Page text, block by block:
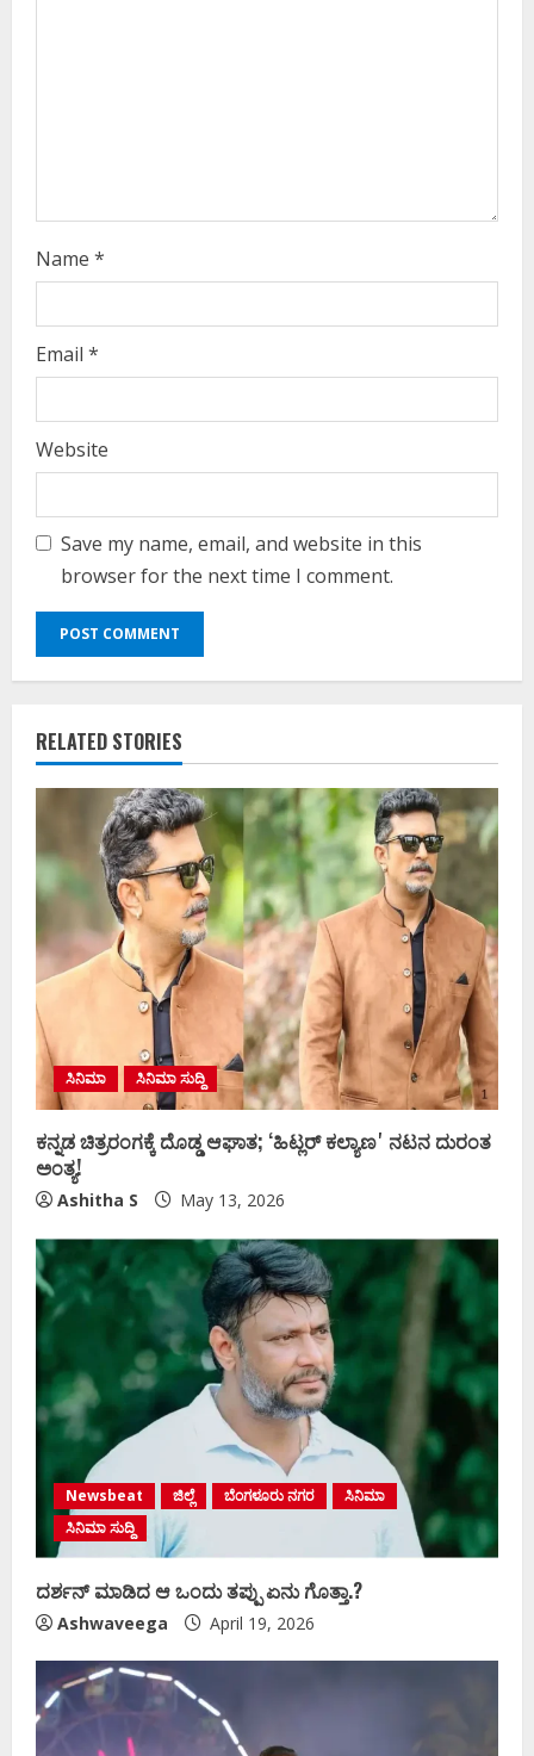
g
Name *
Email *
Website
Save my name, email, and website in this
browser for the next time I comment.
RELATED STORIES
ಸಿನಿಮಾ ಸಿನಿಮಾ ಸುದ್ದಿ
ಕನ್ನಡ ಚಿತ್ರರಂಗಕ್ಕೆ ದೊಡ್ಡ ಆಘಾತ; ʻಹಿಟ್ಲರ್ ಕಲ್ಯಾಣʼ ನಟನ ದುರಂತ
ಅಂತ್ಯ!
Ashitha S May 13, 2026
Newsbeat ಜಿಲ್ಲೆ ಬೆಂಗಳೂರು ನಗರ
ಸಿನಿಮಾ
ಸಿನಿಮಾ ಸುದ್ದಿ
ದರ್ಶನ್‌ ಮಾಡಿದ ಆ ಒಂದು ತಪ್ಪು ಏನು ಗೊತ್ತಾ.?
Ashwaveega April 19, 2026